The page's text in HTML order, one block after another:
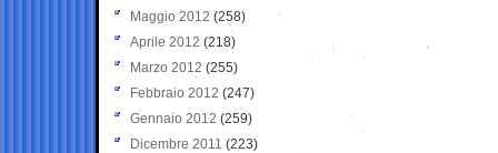
Maggio 2012 (258)
Aprile 2012 (218)
Marzo 2012 (255)
Febbraio 2012 (247)
Gennaio 2012 (259)
Dicembre 2011 (223)